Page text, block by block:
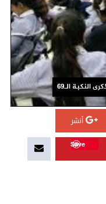
النكبة الـ69
أنشر
Save